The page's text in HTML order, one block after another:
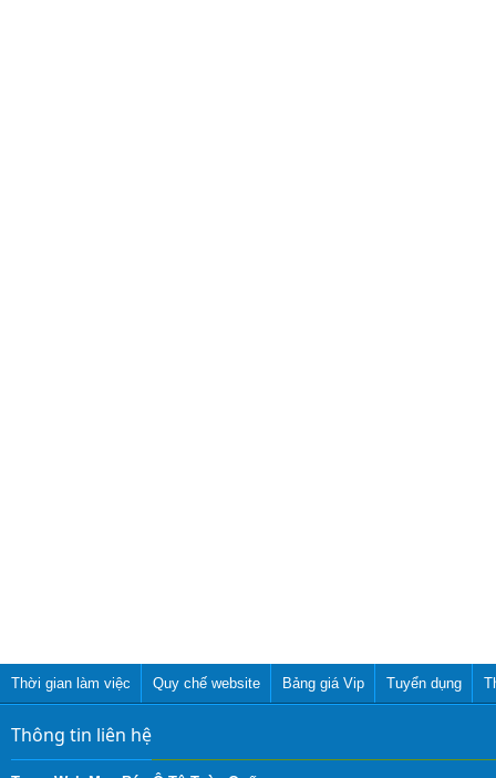
Thời gian làm việc Quy chế website Bảng giá Vip Tuyển dụng
Thông tin liên hệ